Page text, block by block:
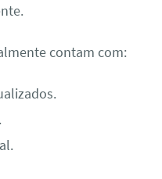
contam com: